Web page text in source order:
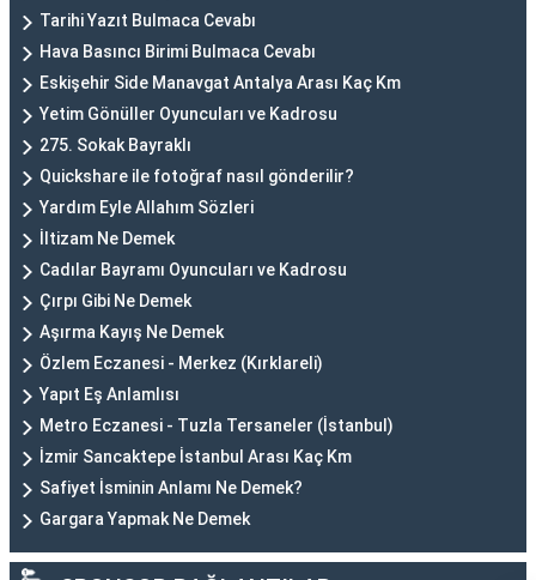
Tarihi Yazıt Bulmaca Cevabı
Hava Basıncı Birimi Bulmaca Cevabı
Eskişehir Side Manavgat Antalya Arası Kaç Km
Yetim Gönüller Oyuncuları ve Kadrosu
275. Sokak Bayraklı
Quickshare ile fotoğraf nasıl gönderilir?
Yardım Eyle Allahım Sözleri
İltizam Ne Demek
Cadılar Bayramı Oyuncuları ve Kadrosu
Çırpı Gibi Ne Demek
Aşırma Kayış Ne Demek
Özlem Eczanesi - Merkez (Kırklareli)
Yapıt Eş Anlamlısı
Metro Eczanesi - Tuzla Tersaneler (İstanbul)
İzmir Sancaktepe İstanbul Arası Kaç Km
Safiyet İsminin Anlamı Ne Demek?
Gargara Yapmak Ne Demek